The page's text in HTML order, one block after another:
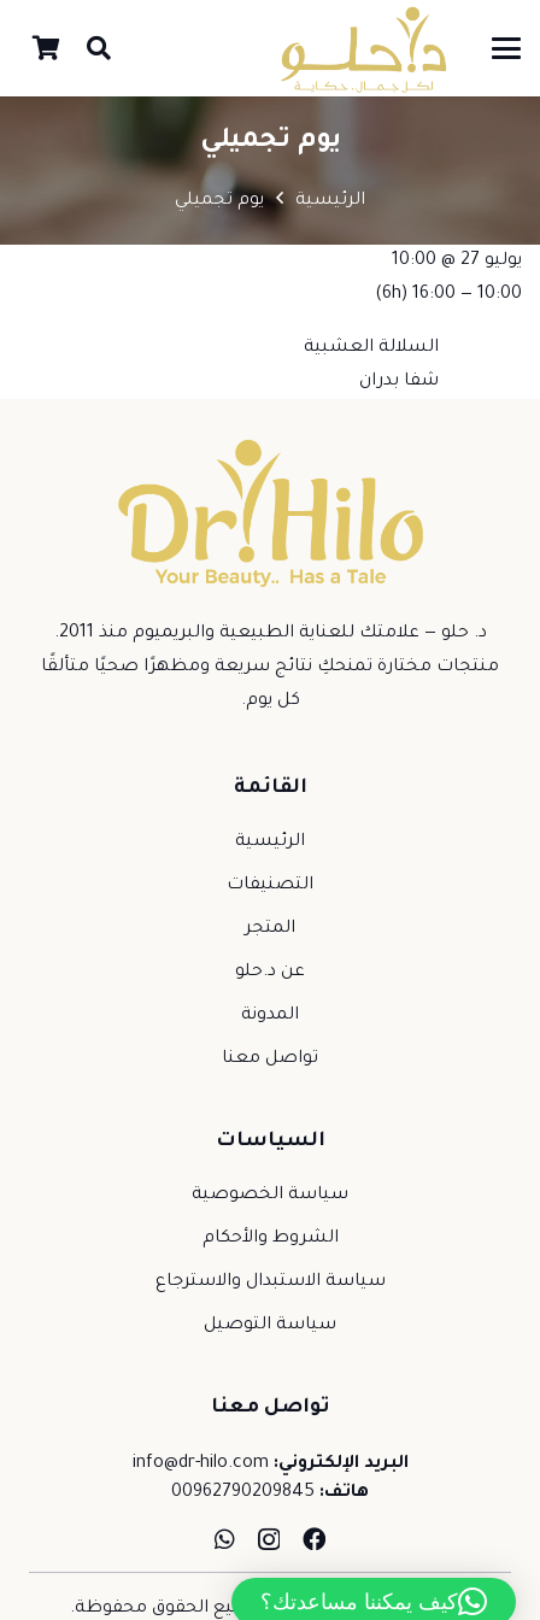
يوم تجميلي
الرئيسية يوم تجميلي
السلالة العشبية
شفا بدران
يوليو 27 @ 10:00
10:00 — 16:00
(6h)
د. حلو — علامتك للعناية الطبيعية والبريميوم منذ 2011.
منتجات مختارة تمنحكِ نتائج سريعة ومظهرًا صحيًا متألقًا
كل يوم.
القائمة
الرئيسية
التصنيفات
المتجر
عن د.حلو
المدونة
تواصل معنا
السياسات
سياسة الخصوصية
الشروط والأحكام
سياسة الاستبدال والاسترجاع
سياسة التوصيل
تواصل معنا
البريد الإلكتروني: info@dr-hilo.com
هاتف: 00962790209845
حقوق النشر © 2026 د.حلو. جميع الحقوق محفوظة.
كيف يمكننا مساعدتك؟